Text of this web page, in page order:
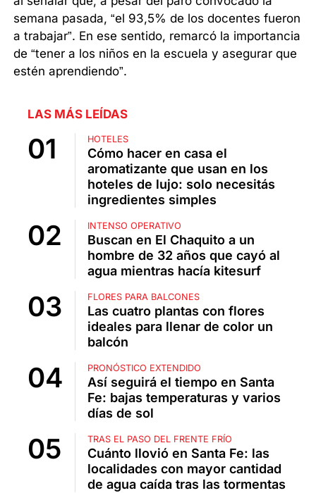
semana pasada, “el 93,5% de los docentes fueron
a trabajar”. En ese sentido, remarcó la importancia
de “tener a los niños en la escuela y asegurar que
estén aprendiendo”.
LAS MÁS LEÍDAS
HOTELES
Cómo hacer en casa el
aromatizante que usan en los
hoteles de lujo: solo necesitás
ingredientes simples
INTENSO OPERATIVO
Buscan en El Chaquito a un
hombre de 32 años que cayó al
agua mientras hacía kitesurf
FLORES PARA BALCONES
Las cuatro plantas con flores
ideales para llenar de color un
balcón
PRONÓSTICO EXTENDIDO
Así seguirá el tiempo en Santa
Fe: bajas temperaturas y varios
días de sol
TRAS EL PASO DEL FRENTE FRÍO
Cuánto llovió en Santa Fe: las
localidades con mayor cantidad
de agua caída tras las tormentas